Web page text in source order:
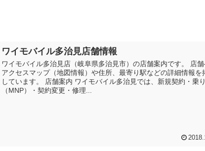
ワイモバイル多治見店舗情報
ワイモバイル多治見店（岐阜県多治見市）の店舗案内です。 店
アクセスマップ（地図情報）や住所、最寄り駅などの詳細情報を
しています。 店舗案内 ワイモバイル多治見では、新規契約・乗
（MNP）・契約変更・修理...